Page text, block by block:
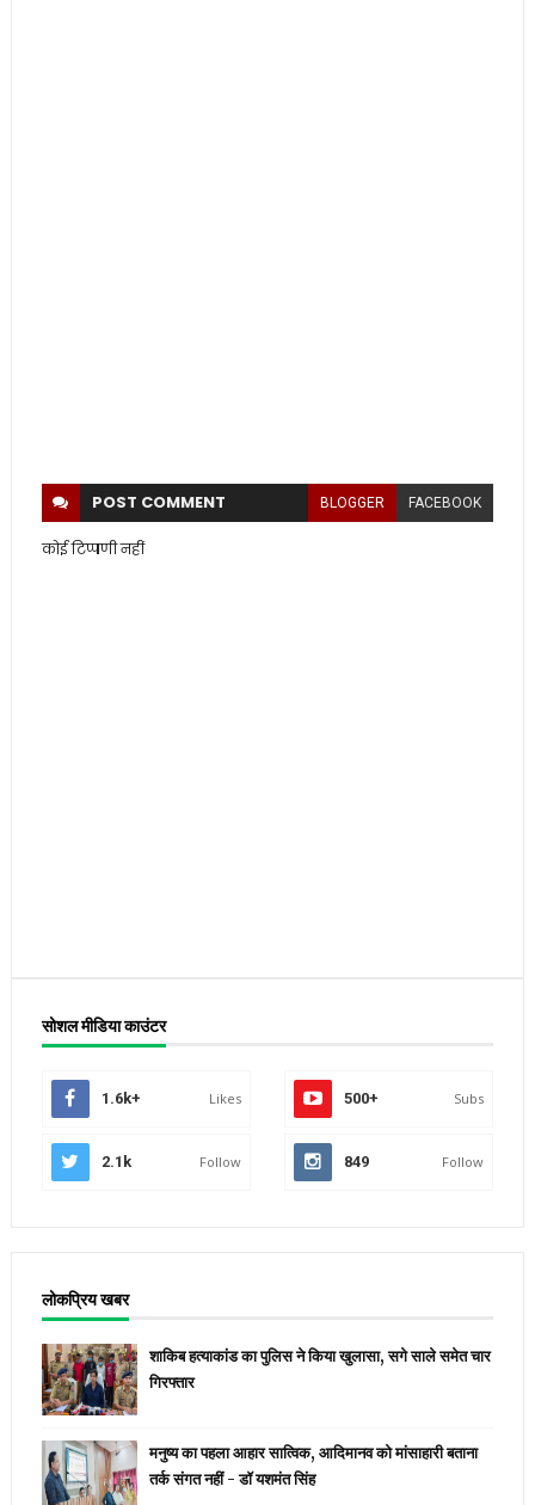
POST COMMENT BLOGGER FACEBOOK
कोई टिप्पणी नहीं
सोशल मीडिया काउंटर
1.6k+ Likes 500+ Subs
2.1k Follow 849 Follow
लोकप्रिय खबर
शाकिब हत्याकांड का पुलिस ने किया खुलासा, सगे साले समेत चार
गिरफ्तार
मनुष्य का पहला आहार सात्विक, आदिमानव को मांसाहारी बताना
तर्क संगत नहीं - डॉ यशमंत सिंह